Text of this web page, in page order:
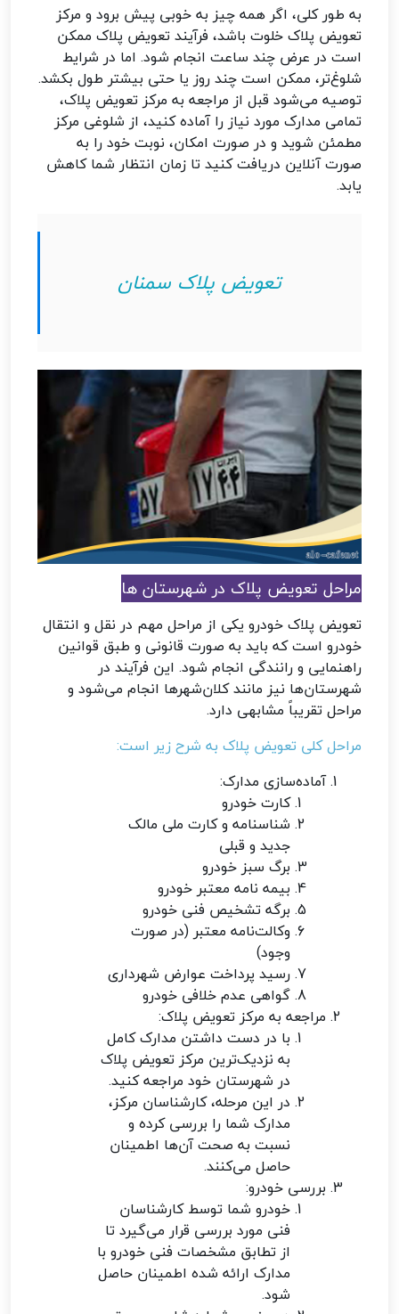
به طور کلی، اگر همه چیز به خوبی پیش برود و مرکز
تعویض پلاک خلوت باشد، فرآیند تعویض پلاک ممکن
است در عرض چند ساعت انجام شود. اما در شرایط
شلوغ‌تر، ممکن است چند روز یا حتی بیشتر طول بکشد.
توصیه می‌شود قبل از مراجعه به مرکز تعویض پلاک،
تمامی مدارک مورد نیاز را آماده کنید، از شلوغی مرکز
مطمئن شوید و در صورت امکان، نوبت خود را به
صورت آنلاین دریافت کنید تا زمان انتظار شما کاهش
یابد.
تعویض پلاک سمنان
مراحل تعویض پلاک در شهرستان ها
تعویض پلاک خودرو یکی از مراحل مهم در نقل و انتقال
خودرو است که باید به صورت قانونی و طبق قوانین
راهنمایی و رانندگی انجام شود. این فرآیند در
شهرستان‌ها نیز مانند کلان‌شهرها انجام می‌شود و
مراحل تقریباً مشابهی دارد.
مراحل کلی تعویض پلاک به شرح زیر است:
آماده‌سازی مدارک:
کارت خودرو
شناسنامه و کارت ملی مالک
جدید و قبلی
برگ سبز خودرو
بیمه نامه معتبر خودرو
برگه تشخیص فنی خودرو
وکالت‌نامه معتبر (در صورت
وجود)
رسید پرداخت عوارض شهرداری
گواهی عدم خلافی خودرو
مراجعه به مرکز تعویض پلاک:
با در دست داشتن مدارک کامل
به نزدیک‌ترین مرکز تعویض پلاک
در شهرستان خود مراجعه کنید.
در این مرحله، کارشناسان مرکز،
مدارک شما را بررسی کرده و
نسبت به صحت آن‌ها اطمینان
حاصل می‌کنند.
بررسی خودرو:
خودرو شما توسط کارشناسان
فنی مورد بررسی قرار می‌گیرد تا
از تطابق مشخصات فنی خودرو با
مدارک ارائه شده اطمینان حاصل
شود.